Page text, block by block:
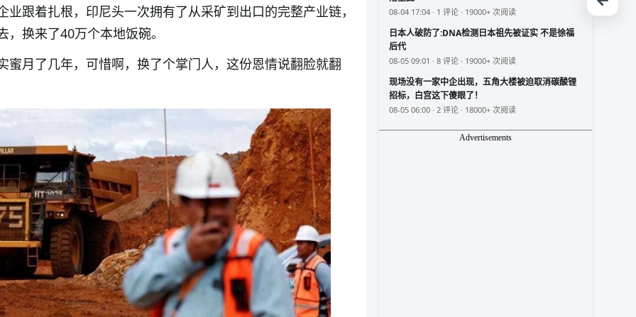
业跟着扎根，印尼头一次拥有了从采矿到出口的完整产业链，
换来了40万个本地饭碗。
蜜月了几年，可惜啊，换了个掌门人，这份恩情说翻脸就翻
08-04 17:04 · 1 评论 · 19000+ 次阅读
日本人破防了:DNA检测日本祖先被证实 不是徐福
后代
08-05 09:01 · 8 评论 · 19000+ 次阅读
现场没有一家中企出现，五角大楼被迫取消碳酸锂
招标，白宫这下傻眼了！
08-05 06:00 · 2 评论 · 18000+ 次阅读
Advertisements